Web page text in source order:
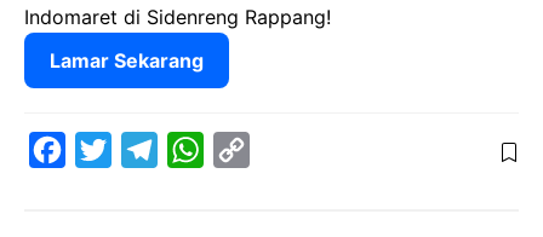
Indomaret di Sidenreng Rappang!
Lamar Sekarang
W